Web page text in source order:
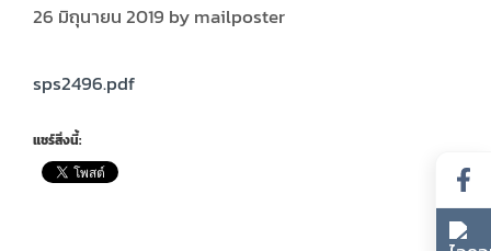
26 มิถุนายน 2019 bymailposter
sps2496.pdf
แชร์สิ่งนี้: